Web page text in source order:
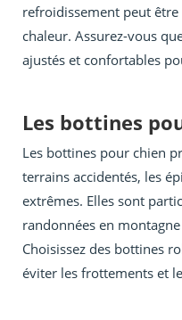
refroidissement peut
chaleur. Assurez-vous
ajustés et confortables
Les bottines
Les bottines pour chien
terrains accidentés, les
extrêmes. Elles sont
randonnées en
Choisissez des bottines
éviter les frottements et